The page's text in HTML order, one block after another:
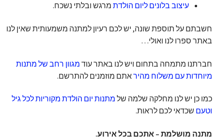
עיצוב בלונים ליום הולדת מרגש ובלתי נשכח.
חשבתם על תוספת שונה, יש לכם רעיון למתנה משמעותית שאין לנו
באתר ספרו לנו ואולי…
חברתנו מתמחה בתחום ויש לנו באתר עוד מגוון רחב של מתנות
מיוחדות עם משלוח מהיראתם מוזמנים להתרשם.
כמו כן יש לנו מחלקה שלמה של מתנות יום הולדת מקוריות לכל גיל
וטעם שכדאי לכם לראות.
מתנה מושלמת – אתכם בכל אירוע.